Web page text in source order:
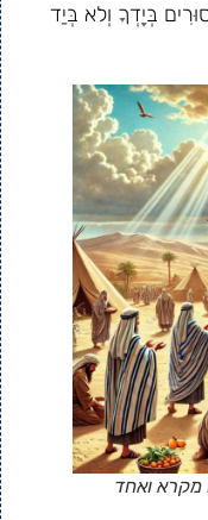
בְּיָדְךָ וְלא בְּיַד
מקרא ואחד